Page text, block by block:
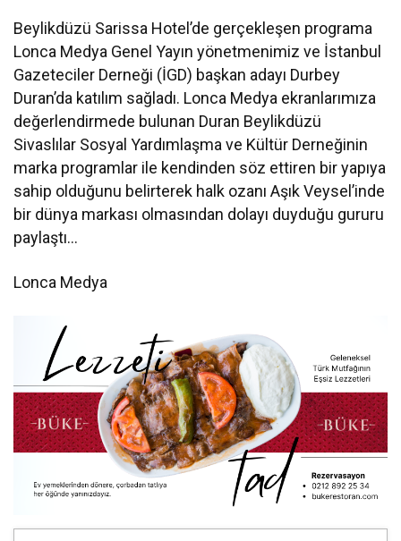
Beylikdüzü Sarissa Hotel’de gerçekleşen programa
Lonca Medya Genel Yayın yönetmenimiz ve İstanbul
Gazeteciler Derneği (İGD) başkan adayı Durbey
Duran’da katılım sağladı. Lonca Medya ekranlarımıza
değerlendirmede bulunan Duran Beylikdüzü
Sivaslılar Sosyal Yardımlaşma ve Kültür Derneğinin
marka programlar ile kendinden söz ettiren bir yapıya
sahip olduğunu belirterek halk ozanı Aşık Veysel’inde
bir dünya markası olmasından dolayı duyduğu gururu
paylaştı…
Lonca Medya